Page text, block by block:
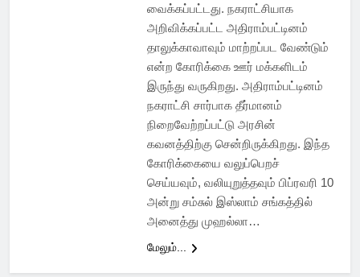
வைக்கப்பட்டது. நகராட்சியாக
அறிவிக்கப்பட்ட அதிராம்பட்டினம்
தாலுக்காவாவும் மாற்றப்பட வேண்டும்
என்ற கோரிக்கை ஊர் மக்களிடம்
இருந்து வருகிறது. அதிராம்பட்டினம்
நகராட்சி சார்பாக தீர்மானம்
நிறைவேற்றப்பட்டு அரசின்
கவனத்திற்கு சென்றிருக்கிறது. இந்த
கோரிக்கையை வலுப்பெறச்
செய்யவும், வலியுறுத்தவும் பிப்ரவரி 10
அன்று சம்சுல் இஸ்லாம் சங்கத்தில்
அனைத்து முஹல்லா…
மேலும்...